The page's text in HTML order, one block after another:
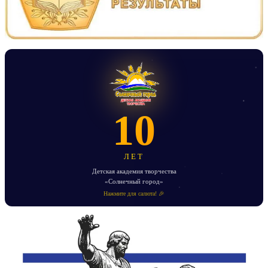
10
ЛЕТ
Детская академия творчества
«Солнечный город»
Нажмите для салюта! 🎉